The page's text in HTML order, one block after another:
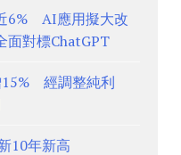
6% AI應用擬大改
對標ChatGPT
15% 經調整純利
10年新高